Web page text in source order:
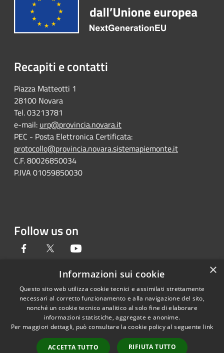
Recapiti e contatti
Piazza Matteotti 1
28100 Novara
Tel. 03213781
e-mail: urp@provincia.novara.it
PEC - Posta Elettronica Certificata:
protocollo@provincia.novara.sistemapiemonte.it
C.F. 80026850034
P.IVA 01059850030
Follow us on
Facebook Twitter
RSS
Accessibility
Cookie
Sitemap
Copyright © 2026 • Provincia di
Novara • Powered by
Municipium•
access
×
Informazioni sui cookie
Questo sito web utilizza cookie tecnici e assimilati strettamente
necessari al corretto funzionamento e alla navigazione del sito,
nonché un cookie tecnico analitico al solo fine di elaborare
informazioni statistiche, aggregate e anonime.
Per maggiori dettagli, può consultare la cookie policy al seguente link
ACCETTA TUTTO RIFIUTA TUTTO